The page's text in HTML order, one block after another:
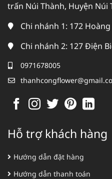
trấn Núi Thành, Huyện Núi
Chi nhánh 1: 172
Chi nhánh 2: 127 Điện
0971678005
Hỗ trợ khách hàng
Hướng dẫn đặt hàng
Hướng dẫn thanh toán